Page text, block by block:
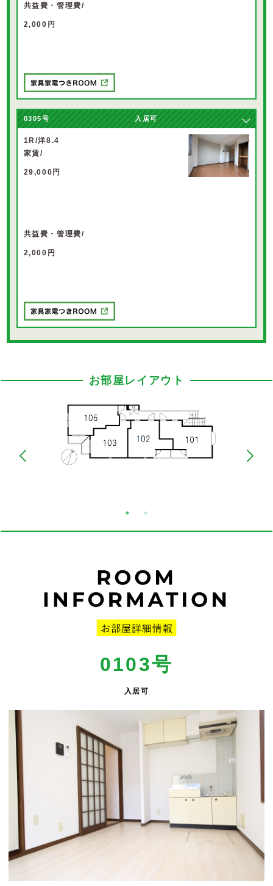
共益費・管理費/
2,000円
0305号 入居可
1R/洋8.4
家賃/
29,000円
共益費・管理費/
2,000円
お部屋レイアウト
0103号
入居可